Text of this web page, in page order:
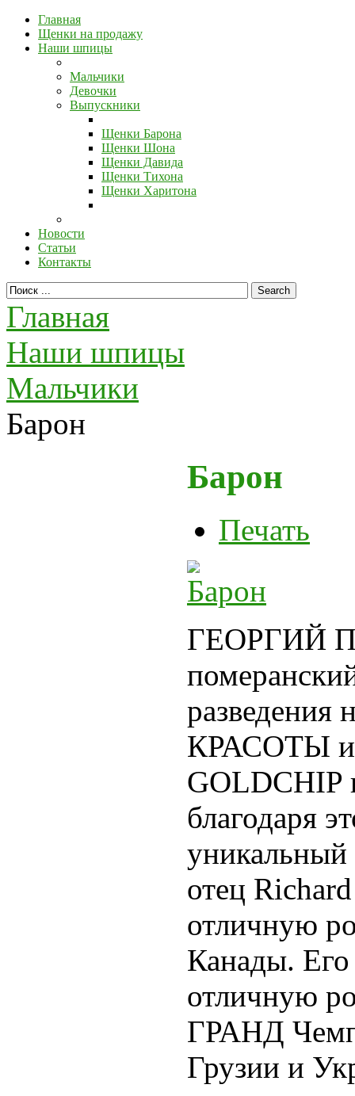
Главная
Щенки на продажу
Наши шпицы
Мальчики
Девочки
Выпускники
Щенки Барона
Щенки Шона
Щенки Давида
Щенки Тихона
Щенки Харитона
Новости
Статьи
Контакты
Главная
Наши шпицы
Мальчики
Барон
Барон
Печать
ГЕОРГИЙ
КРАСОТЫ и
GOLDCHIP
благодаря
уникальный
отец
отличную
Канады. Его
отличную
ГРАНД
Грузии и